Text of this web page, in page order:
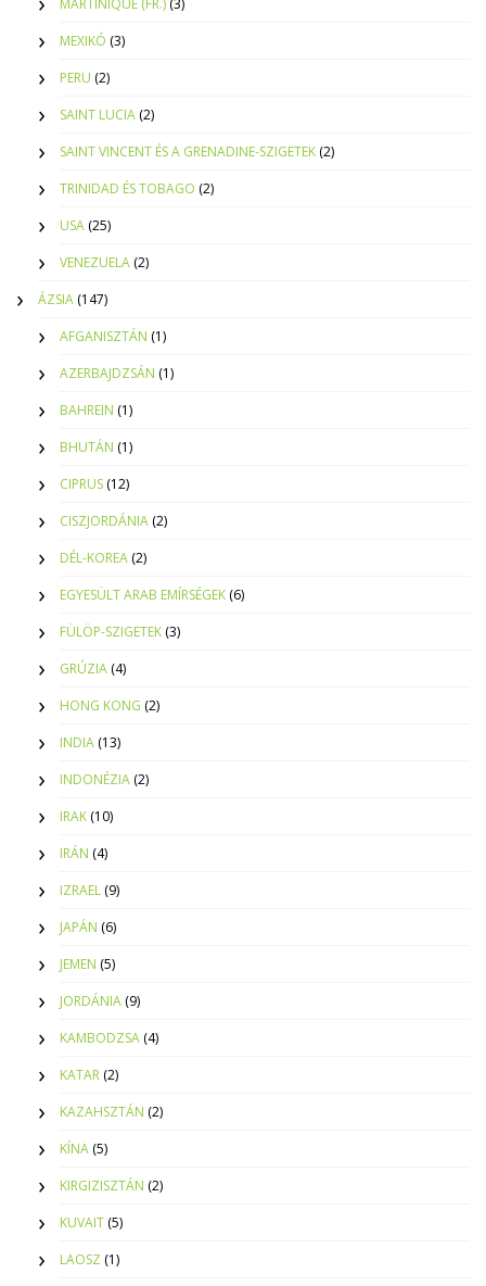
MARTINIQUE (FR.) (3)
MEXIKÓ (3)
PERU (2)
SAINT LUCIA (2)
SAINT VINCENT ÉS A GRENADINE-SZIGETEK (2)
TRINIDAD ÉS TOBAGO (2)
USA (25)
VENEZUELA (2)
ÁZSIA (147)
AFGANISZTÁN (1)
AZERBAJDZSÁN (1)
BAHREIN (1)
BHUTÁN (1)
CIPRUS (12)
CISZJORDÁNIA (2)
DÉL-KOREA (2)
EGYESÜLT ARAB EMÍRSÉGEK (6)
FÜLÖP-SZIGETEK (3)
GRÚZIA (4)
HONG KONG (2)
INDIA (13)
INDONÉZIA (2)
IRAK (10)
IRÁN (4)
IZRAEL (9)
JAPÁN (6)
JEMEN (5)
JORDÁNIA (9)
KAMBODZSA (4)
KATAR (2)
KAZAHSZTÁN (2)
KÍNA (5)
KIRGIZISZTÁN (2)
KUVAIT (5)
LAOSZ (1)